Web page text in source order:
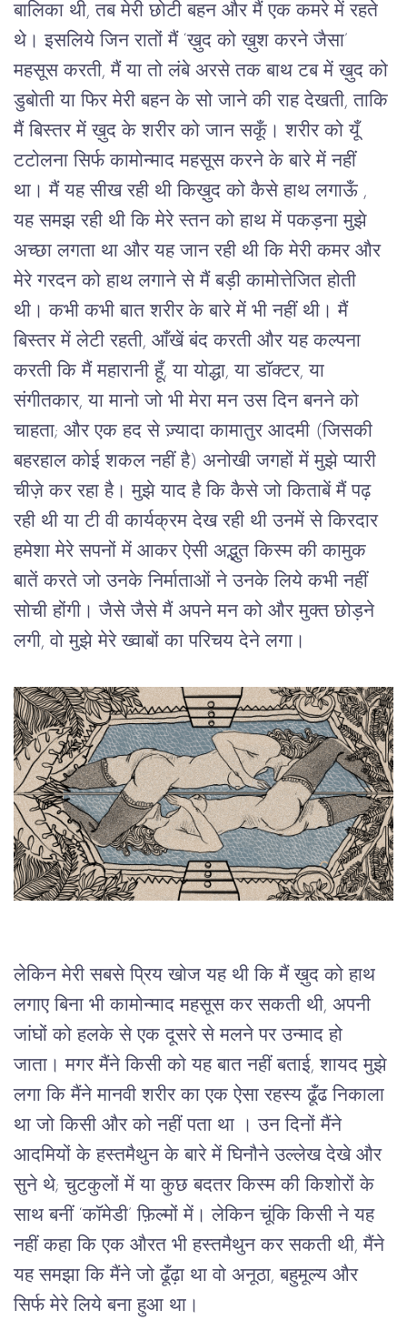
बालिका थी, तब मेरी छोटी बहन और मैं एक कमरे में रहते
थे। इसलिये जिन रातों मैं ‘ख़ुद को ख़ुश करने जैसा’
महसूस करती, मैं या तो लंबे अरसे तक बाथ टब में ख़ुद को
डुबोती या फिर मेरी बहन के सो जाने की राह देखती, ताकि
मैं बिस्तर में ख़ुद के शरीर को जान सकूँ। शरीर को यूँ
टटोलना सिर्फ कामोन्माद महसूस करने के बारे में नहीं
था। मैं यह सीख रही थी किख़ुद को कैसे हाथ लगाऊँ ,
यह समझ रही थी कि मेरे स्तन को हाथ में पकड़ना मुझे
अच्छा लगता था और यह जान रही थी कि मेरी कमर और
मेरे गरदन को हाथ लगाने से मैं बड़ी कामोत्तेजित होती
थी। कभी कभी बात शरीर के बारे में भी नहीं थी। मैं
बिस्तर में लेटी रहती, आँखें बंद करती और यह कल्पना
करती कि मैं महारानी हूँ, या योद्धा, या डाॅक्टर, या
संगीतकार, या मानो जो भी मेरा मन उस दिन बनने को
चाहता; और एक हद से ज़्यादा कामातुर आदमी (जिसकी
बहरहाल कोई शकल नहीं है) अनोखी जगहों में मुझे प्यारी
चीज़े कर रहा है। मुझे याद है कि कैसे जो किताबें मैं पढ़
रही थी या टी वी कार्यक्रम देख रही थी उनमें से किरदार
हमेशा मेरे सपनों में आकर ऐसी अद्भुत किस्म की कामुक
बातें करते जो उनके निर्माताओं ने उनके लिये कभी नहीं
सोची होंगी। जैसे जैसे मैं अपने मन को और मुक्त छोड़ने
लगी, वो मुझे मेरे ख्वाबों का परिचय देने लगा।
लेकिन मेरी सबसे प्रिय खोज यह थी कि मैं ख़ुद को हाथ
लगाए बिना भी कामोन्माद महसूस कर सकती थी, अपनी
जांघों को हलके से एक दूसरे से मलने पर उन्माद हो
जाता। मगर मैंने किसी को यह बात नहीं बताई, शायद मुझे
लगा कि मैंने मानवी शरीर का एक ऐसा रहस्य ढूँढ निकाला
था जो किसी और को नहीं पता था । उन दिनों मैंने
आदमियों के हस्तमैथुन के बारे में घिनौने उल्लेख देखे और
सुने थे; चुटकुलों में या कुछ बदतर किस्म की किशोरों के
साथ बनीं ‘काॅमेडी’ फ़िल्मों में। लेकिन चूंकि किसी ने यह
नहीं कहा कि एक औरत भी हस्तमैथुन कर सकती थी, मैंने
यह समझा कि मैंने जो ढूँढ़ा था वो अनूठा, बहुमूल्य और
सिर्फ मेरे लिये बना हुआ था।